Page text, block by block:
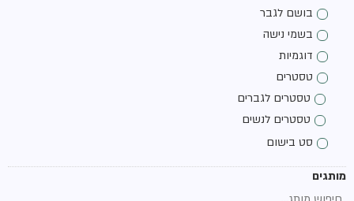
בושם לגבר
בשמי נישה
דוגמיות
טסטרים
טסטרים לגברים
טסטרים לנשים
סט בישום
מותגים